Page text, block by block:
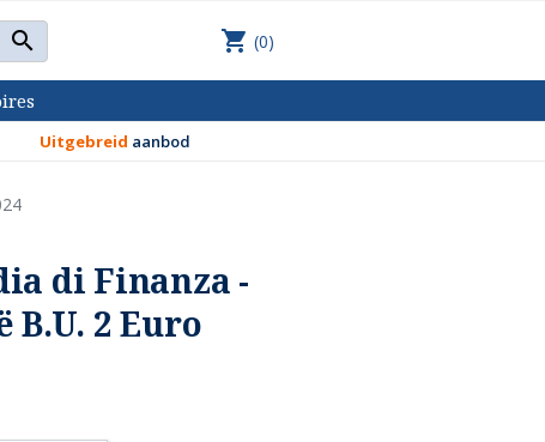
 shopping_cart (0)
Uitgebreid aanbod
di Finanza -
2 Euro